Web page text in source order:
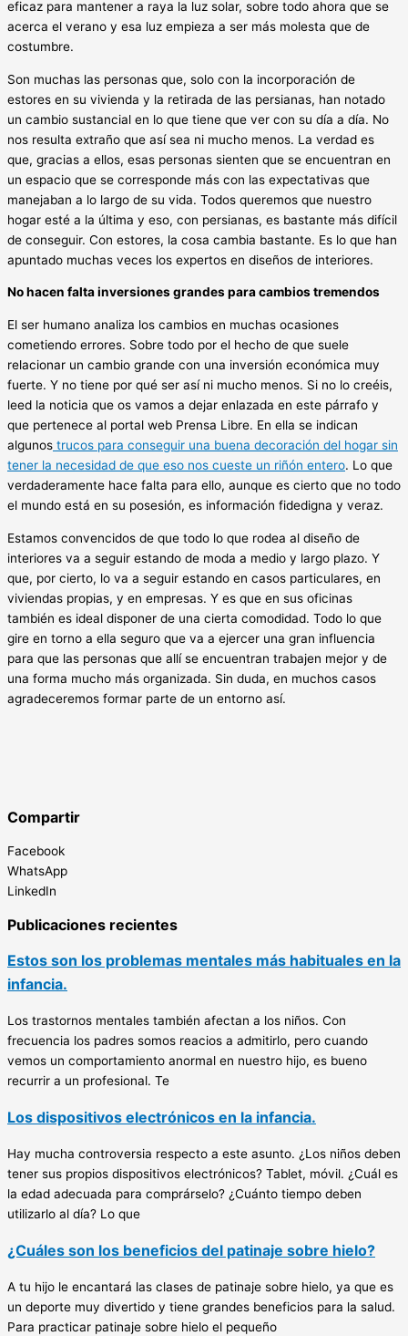
eficaz para mantener a raya la luz solar, sobre todo ahora que se
acerca el verano y esa luz empieza a ser más molesta que de
costumbre.
Son muchas las personas que, solo con la incorporación de
estores en su vivienda y la retirada de las persianas, han notado
un cambio sustancial en lo que tiene que ver con su día a día. No
nos resulta extraño que así sea ni mucho menos. La verdad es
que, gracias a ellos, esas personas sienten que se encuentran en
un espacio que se corresponde más con las expectativas que
manejaban a lo largo de su vida. Todos queremos que nuestro
hogar esté a la última y eso, con persianas, es bastante más difícil
de conseguir. Con estores, la cosa cambia bastante. Es lo que han
apuntado muchas veces los expertos en diseños de interiores.
No hacen falta inversiones grandes para cambios tremendos
El ser humano analiza los cambios en muchas ocasiones
cometiendo errores. Sobre todo por el hecho de que suele
relacionar un cambio grande con una inversión económica muy
fuerte. Y no tiene por qué ser así ni mucho menos. Si no lo creéis,
leed la noticia que os vamos a dejar enlazada en este párrafo y
que pertenece al portal web Prensa Libre. En ella se indican
algunos trucos para conseguir una buena decoración del hogar sin
tener la necesidad de que eso nos cueste un riñón entero. Lo que
verdaderamente hace falta para ello, aunque es cierto que no todo
el mundo está en su posesión, es información fidedigna y veraz.
Estamos convencidos de que todo lo que rodea al diseño de
interiores va a seguir estando de moda a medio y largo plazo. Y
que, por cierto, lo va a seguir estando en casos particulares, en
viviendas propias, y en empresas. Y es que en sus oficinas
también es ideal disponer de una cierta comodidad. Todo lo que
gire en torno a ella seguro que va a ejercer una gran influencia
para que las personas que allí se encuentran trabajen mejor y de
una forma mucho más organizada. Sin duda, en muchos casos
agradeceremos formar parte de un entorno así.
Compartir
Facebook
WhatsApp
LinkedIn
Publicaciones recientes
Estos son los problemas mentales más habituales en la
infancia.
Los trastornos mentales también afectan a los niños. Con
frecuencia los padres somos reacios a admitirlo, pero cuando
vemos un comportamiento anormal en nuestro hijo, es bueno
recurrir a un profesional. Te
Los dispositivos electrónicos en la infancia.
Hay mucha controversia respecto a este asunto. ¿Los niños deben
tener sus propios dispositivos electrónicos? Tablet, móvil. ¿Cuál es
la edad adecuada para comprárselo? ¿Cuánto tiempo deben
utilizarlo al día? Lo que
¿Cuáles son los beneficios del patinaje sobre hielo?
A tu hijo le encantará las clases de patinaje sobre hielo, ya que es
un deporte muy divertido y tiene grandes beneficios para la salud.
Para practicar patinaje sobre hielo el pequeño